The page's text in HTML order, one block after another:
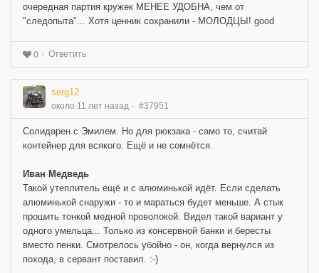
очередная партия кружек МЕНЕЕ УДОБНА, чем от
"следопыта"... Хотя ценник сохранили - МОЛОДЦЫ! good
0 Ответить
serg12
около 11 лет назад #37951
Солидарен с Эмилем. Но для рюкзака - само то, считай
контейнер для всякого. Ещё и не сомнётся.
Иван Медведь
Такой утеплитель ещё и с алюминькой идёт. Если сделать
алюминькой снаружи - то и мараться будет меньше. А стык
прошить тонкой медной проволокой. Видел такой вариант у
одного умельца... Только из консервной банки и бересты
вместо пенки. Смотрелось убойно - он, когда вернулся из
похода, в сервант поставил. :-)